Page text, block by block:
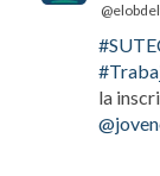
la